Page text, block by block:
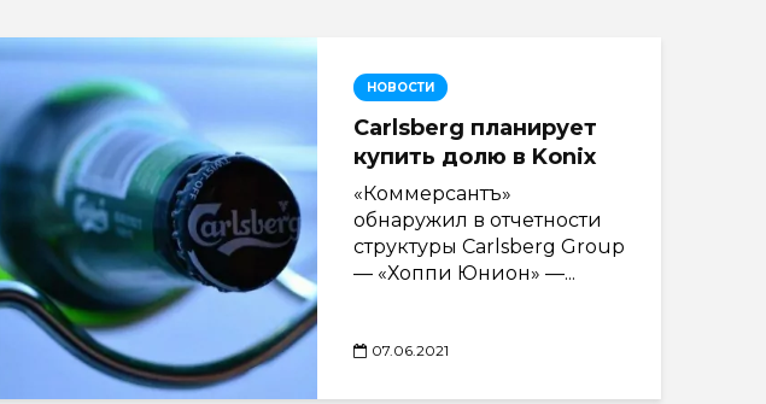
НОВОСТИ
Carlsberg планирует
купить долю в Konix
«Коммерсантъ»
обнаружил в отчетности
структуры Carlsberg Group
— «Хоппи Юнион» —...
07.06.2021